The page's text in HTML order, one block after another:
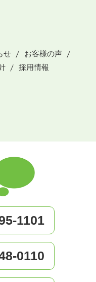
せ
お客様の声
採用情報
1101
0110